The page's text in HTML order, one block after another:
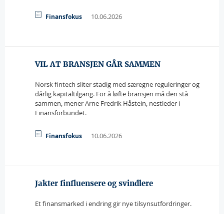
Finansfokus 10.06.2026
VIL AT BRANSJEN GÅR SAMMEN
Norsk fintech sliter stadig med særegne reguleringer og
dårlig kapitaltilgang. For å løfte bransjen må den stå
sammen, mener Arne Fredrik Håstein, nestleder i
Finansforbundet.
Finansfokus 10.06.2026
Jakter finfluensere og svindlere
Et finansmarked i endring gir nye tilsynsutfordringer.